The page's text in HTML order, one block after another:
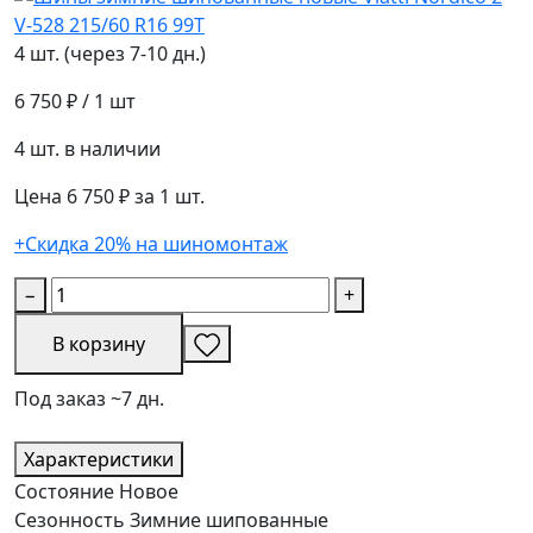
4 шт. (через 7-10 дн.)
6 750 ₽/ 1 шт
4 шт. в наличии
Цена 6 750 ₽ за 1 шт.
+Скидка 20% на шиномонтаж
−
+
В корзину
Под заказ ~7 дн.
Характеристики
Состояние Новое
Сезонность Зимние шипованные